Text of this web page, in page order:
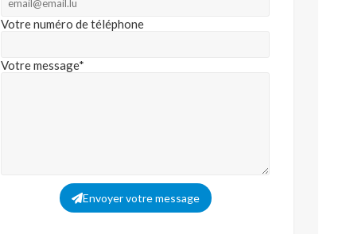
Votre numéro de téléphone
Votre message*
Envoyer votre message